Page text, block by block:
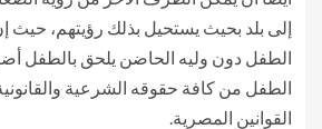
إلى بلد بحيث يستحيل بذلك رؤيتهم،
الطفل دون وليه الحاضن يلحق بالطفل
الطفل من كافة حقوقه الشرعية والقانونية
القوانين المصرية.